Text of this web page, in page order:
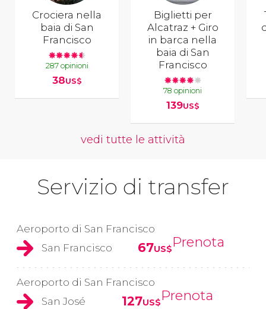
Crociera nella
baia di San
Francisco
287 opinioni
38US$
Biglietti per
Alcatraz + Giro
in barca nella
baia di San
Francisco
78 opinioni
139US$
vedi tutte le attività
Servizio di transfer
Aeroporto di San Francisco
San Francisco
67US$Prenota
Aeroporto di San Francisco
San José
127US$Prenota